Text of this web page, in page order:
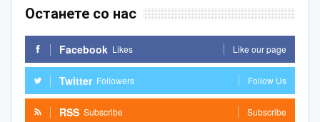
Останете со нас
Facebook Likes Like our page
Twitter Followers Follow Us
RSS Subscribe Subscribe